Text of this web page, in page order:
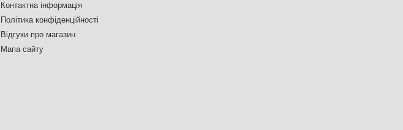
Контактна інформація
Політика конфіденційності
Відгуки про магазин
Мапа сайту